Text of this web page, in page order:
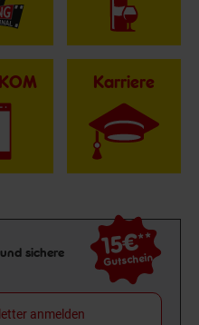
Karriere
und sichere
15€**
Gutschein
anmelden